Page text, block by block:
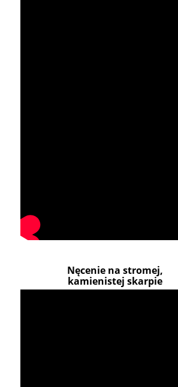
Nęcenie na stromej,
kamienistej skarpie